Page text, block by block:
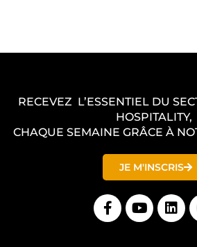
RECEVEZ L’ESSENTIEL DU
HOSPITALITY,
CHAQUE SEMAINE GRÂCE À
JE M'INSCRIS
F
a
Y
o
L
i